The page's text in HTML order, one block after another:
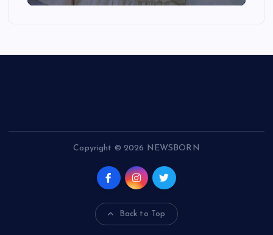
Copyright © 2026 NEWSBORN
Back to Top